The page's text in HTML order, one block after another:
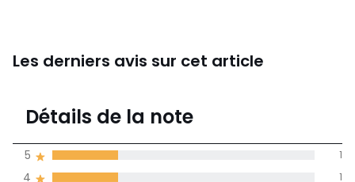
Les derniers avis sur cet article
3,8
de moyenne
Détails de la note
4 1
5 1